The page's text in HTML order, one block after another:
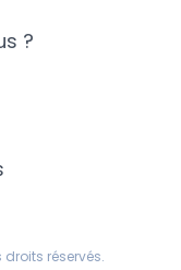
?
réservés.